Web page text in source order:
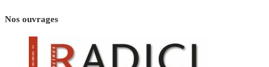
Nos ouvrages